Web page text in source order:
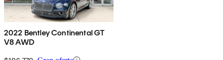
2022 Bentley Continental GT
V8 AWD